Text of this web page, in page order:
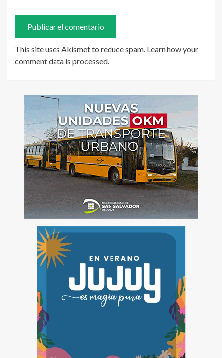
This site uses Akismet to reduce spam. Learn how your
comment data is processed.